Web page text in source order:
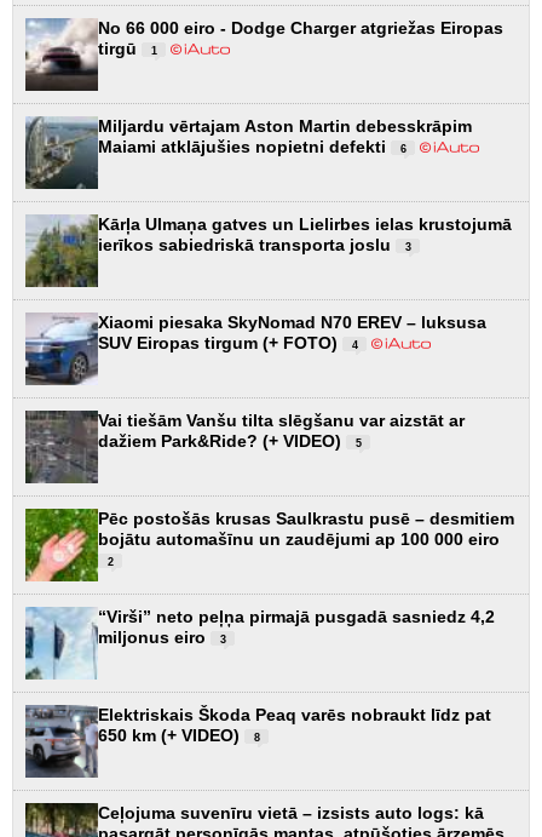
No 66 000 eiro - Dodge Charger atgriežas Eiropas
tirgū
1
Miljardu vērtajam Aston Martin debesskrāpim
Maiami atklājušies nopietni defekti
6
Kārļa Ulmaņa gatves un Lielirbes ielas krustojumā
ierīkos sabiedriskā transporta joslu
3
Xiaomi piesaka SkyNomad N70 EREV – luksusa
SUV Eiropas tirgum (+ FOTO)
4
Vai tiešām Vanšu tilta slēgšanu var aizstāt ar
dažiem Park&Ride? (+ VIDEO)
5
Pēc postošās krusas Saulkrastu pusē – desmitiem
bojātu automašīnu un zaudējumi ap 100 000 eiro
2
“Virši” neto peļņa pirmajā pusgadā sasniedz 4,2
miljonus eiro
3
Elektriskais Škoda Peaq varēs nobraukt līdz pat
650 km (+ VIDEO)
8
Ceļojuma suvenīru vietā – izsists auto logs: kā
pasargāt personīgās mantas, atpūšoties ārzemēs